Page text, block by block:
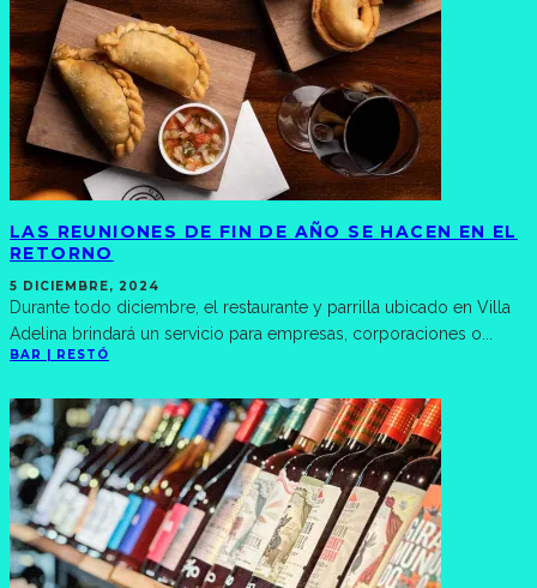
LAS REUNIONES DE FIN DE AÑO SE HACEN EN EL
RETORNO
5 DICIEMBRE, 2024
Durante todo diciembre, el restaurante y parrilla ubicado en Villa
Adelina brindará un servicio para empresas, corporaciones o
BAR | RESTÓ